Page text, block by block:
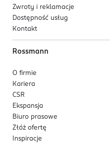
Zwroty i reklamacje
Dostępność usług
Kontakt
Rossmann
O firmie
Kariera
CSR
Ekspansja
Biuro prasowe
Złóż ofertę
Inspiracje